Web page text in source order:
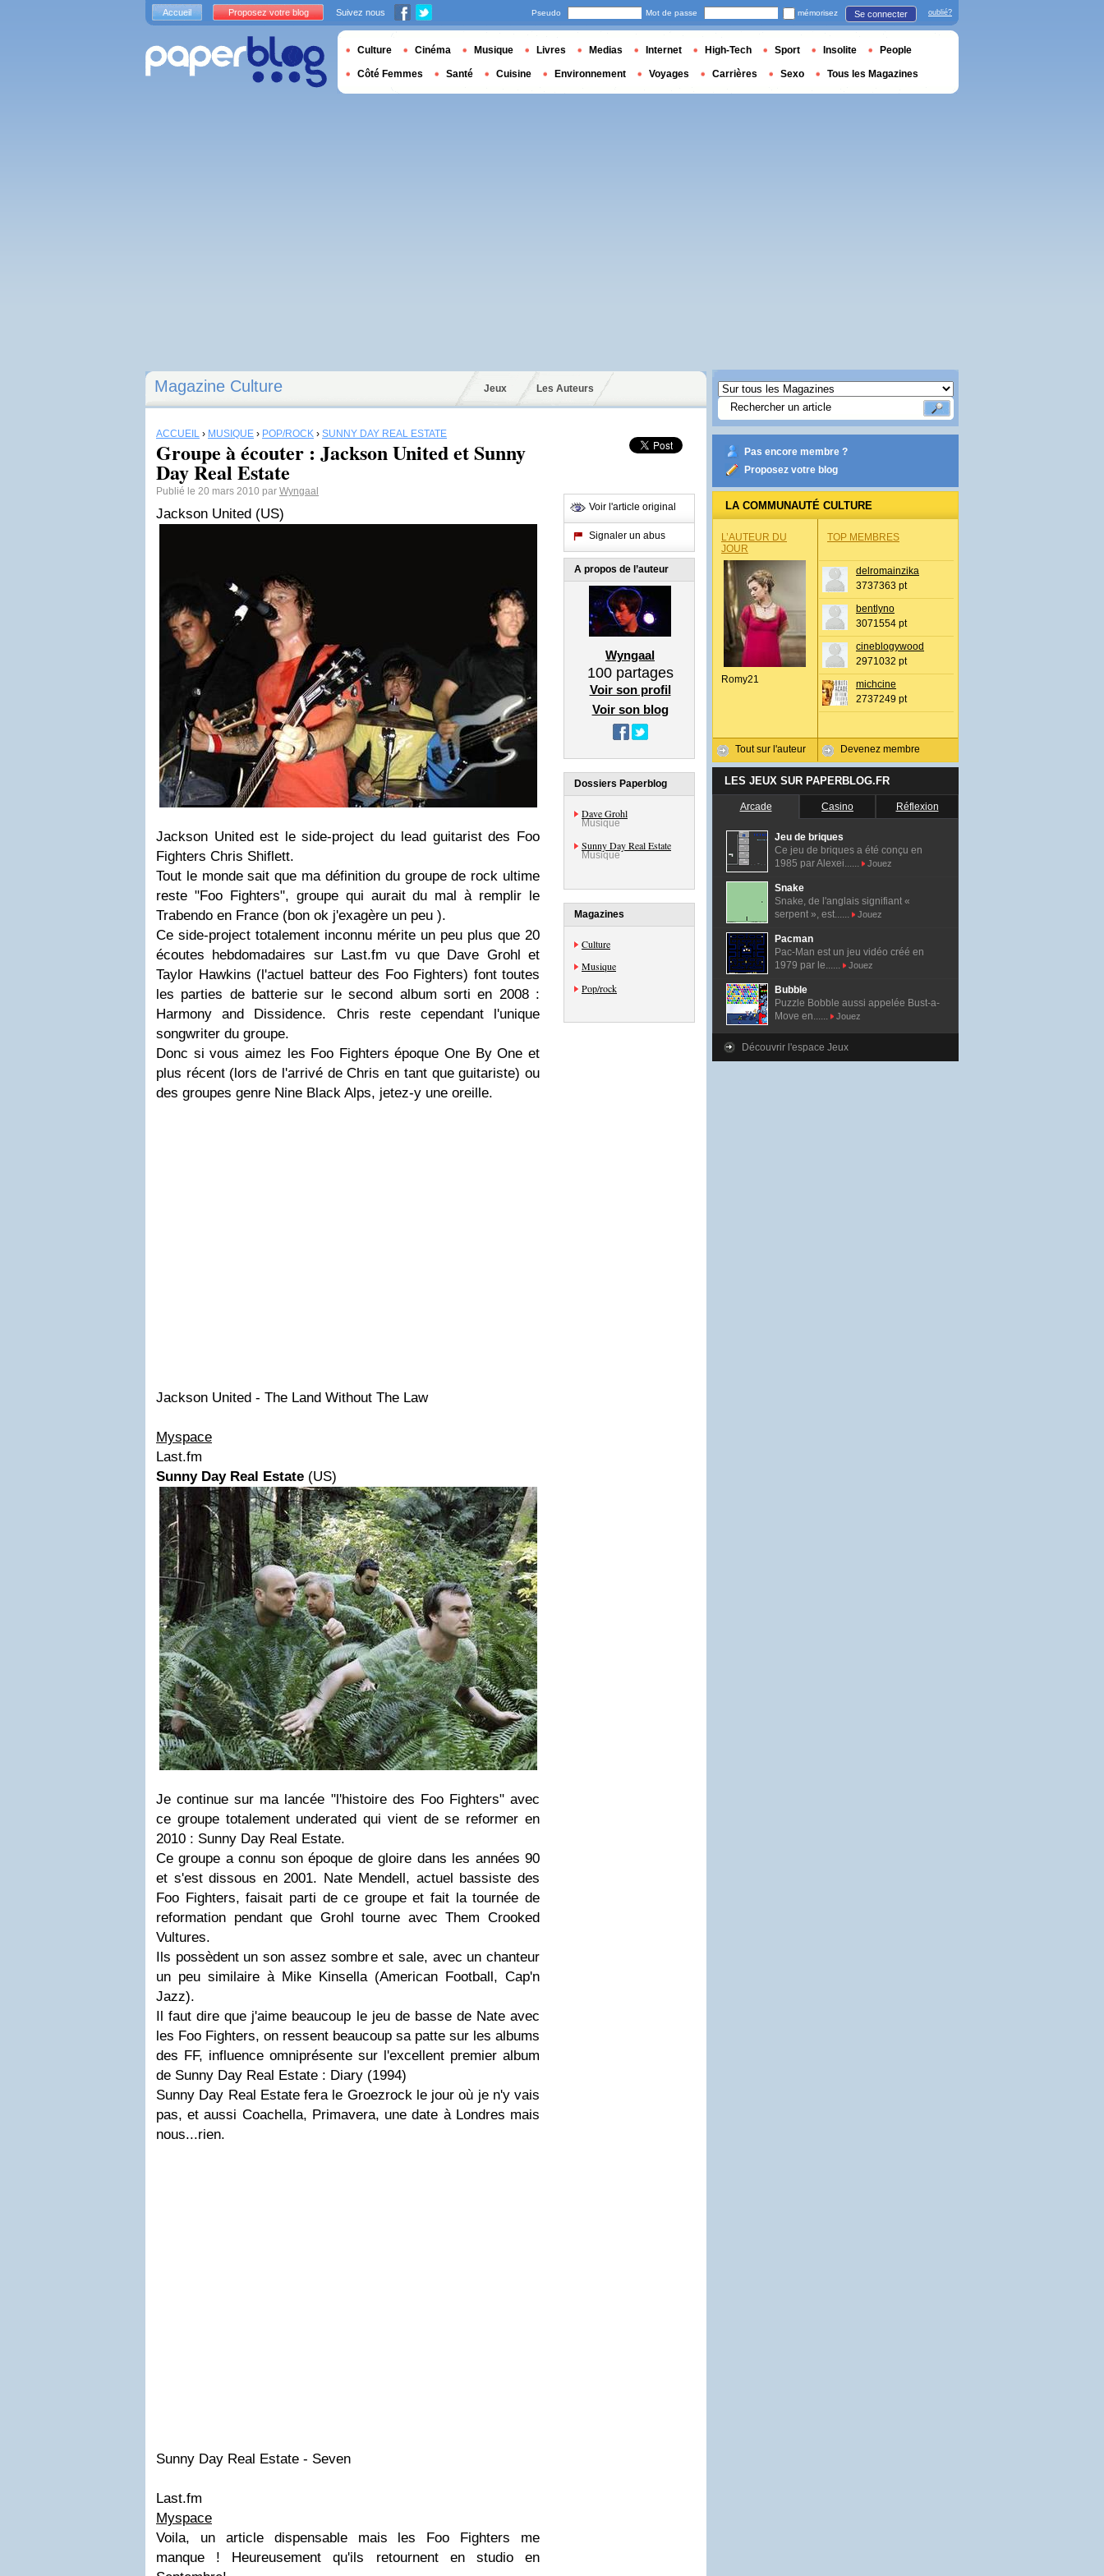
Magazine Culture Jeux Les Auteurs
ACCUEIL › MUSIQUE › POP/ROCK › SUNNY DAY REAL ESTATE
Groupe à écouter : Jackson United et Sunny
Day Real Estate
Publié le 20 mars 2010 par Wyngaal
Jackson United (US)
Jackson Unitedest le side-project du lead guitaristdes Foo
Fighters Chris Shiflett.
Tout le monde sait que ma définition du groupe de rock ultime
reste "Foo Fighters", groupe qui aurait du mal à remplir le
Trabendo en France (bon ok j'exagère un peu ).
Ce side-project totalement inconnu mérite un peu plus que 20
écoutes hebdomadaires sur Last.fm vu queDave Grohl et
Taylor Hawkins (l'actuel batteur des Foo Fighters) font toutes
les parties de batterie sur le second album sorti en 2008 :
Harmony and Dissidence. Chris reste cependant l'unique
songwriter du groupe.
Donc si vous aimez les Foo Fighters époqueOne By Oneet
plus récent (lors de l'arrivé de Chris en tant que guitariste) ou
des groupes genre Nine Black Alps, jetez-y une oreille.
Jackson United - The Land Without The Law
Myspace
Last.fm
Sunny Day Real Estate (US)
Je continue sur ma lancée "l'histoire des Foo Fighters" avec
ce groupe totalement underated qui vient de se reformer en
2010 : Sunny Day Real Estate.
Ce groupe a connu son époque de gloire dans les années 90
et s'est dissous en 2001. Nate Mendell, actuel bassiste des
Foo Fighters, faisait parti de ce groupe et fait la tournée de
reformation pendant que Grohl tourne avec Them Crooked
Vultures.
Ils possèdent un son assez sombre et sale, avec un chanteur
un peu similaire à Mike Kinsella (American Football, Cap'n
Jazz).
Il faut dire que j'aime beaucoup le jeu de basse de Nate avec
les Foo Fighters, on ressent beaucoup sa patte sur les albums
des FF, influence omniprésente sur l'excellent premier album
de Sunny Day Real Estate : Diary (1994)
Sunny Day Real Estate fera le Groezrock le jour où je n'y vais
pas, et aussi Coachella, Primavera, une date à Londres mais
nous...rien.
Sunny Day Real Estate - Seven
Last.fm
Myspace
Voila, un article dispensable mais les Foo Fighters me
manque ! Heureusement qu'ils retournent en studio en
Voir l'article original
Signaler un abus
A propos de l’auteur
Wyngaal
100partages
Voir son profil
Voir son blog
Dossiers Paperblog
Dave Grohl
Musique
Sunny Day Real Estate
Musique
Magazines
Culture
Musique
Pop/rock
Pas encore membre ?
Proposez votre blog
LA COMMUNAUTÉ CULTURE
L’AUTEUR DU
JOUR
Romy21
Tout sur l'auteur
TOP MEMBRES
delromainzika
3737363 pt
bentlyno
3071554 pt
cineblogywood
2971032 pt
michcine
2737249 pt
Devenez membre
LES JEUX SUR PAPERBLOG.FR
Arcade Casino Réflexion
Jeu de briques
Ce jeu de briques a été conçu en
1985 par Alexei......
Jouez
Snake
Snake, de l'anglais signifiant «
serpent », est......
Jouez
Pacman
Pac-Man est un jeu vidéo créé en
1979 par le......
Jouez
Bubble
Puzzle Bobble aussi appelée Bust-a-
Move en......
Jouez
Découvrir l'espace Jeux
Accueil Proposez votre blog Suivez nous Pseudo Mot de passe mémorisez Se connecter oublié?
Culture Cinéma Musique Livres Medias Internet High-Tech Sport Insolite People
Côté Femmes Santé Cuisine Environnement Voyages Carrières Sexo Tous les Magazines